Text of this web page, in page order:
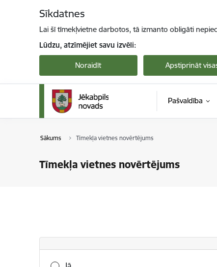
Sīkdatnes
Lai šī tīmekļvietne darbotos, tā izmanto obligāti
Lūdzu, atzīmējiet savu izvēli:
Noraidīt Apstiprināt
Pašvaldība
Sākums Tīmekļa vietnes novērtējums
Tīmekļa vietnes novērtējums
Vai šī informācija bija noderīga?